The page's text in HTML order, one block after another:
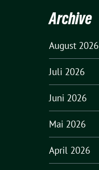
Archive
August 2026
Juli 2026
Juni 2026
Mai 2026
April 2026